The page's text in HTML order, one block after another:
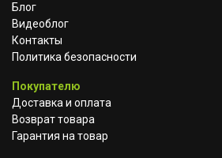
Блог
Видеоблог
Контакты
Политика безопасности
Покупателю
Доставка и оплата
Возврат товара
Гарантия на товар